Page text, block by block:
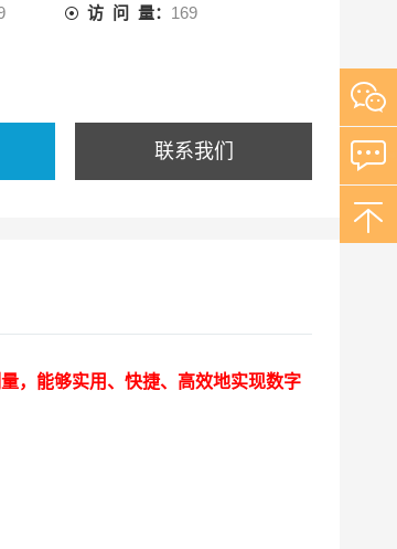
访 问 量： 169
联系我们
，能够实用、快捷、高效地实现数字